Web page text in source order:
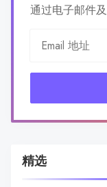
通过电子邮件
精选